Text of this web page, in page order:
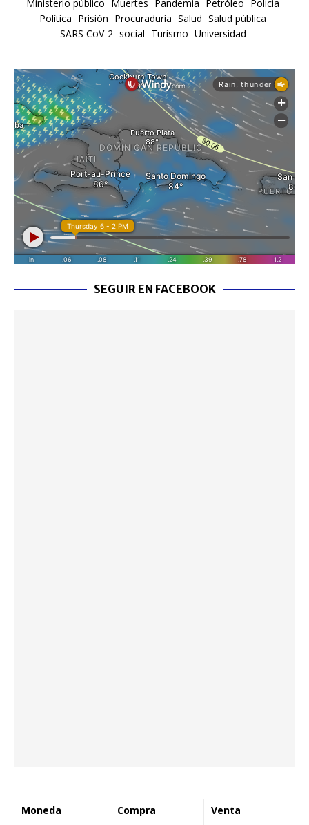
Ministerio público Muertes Pandemia Petróleo
Policia
Política Prisión Procuraduría Salud Salud pública
SARS CoV-2 social Turismo Universidad
SEGUIR EN FACEBOOK
Moneda Compra
Venta